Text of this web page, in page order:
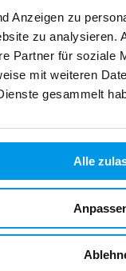
Anzeigen zu
zu analysieren.
Partner für soziale
mit weiteren
gesammelt
Alle
bébé dès
de temps en temps,